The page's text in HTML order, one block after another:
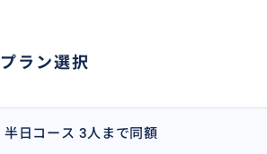
カディ&コー（アパレルブチック）
ホテル terras
レストラン le coq riko
プラン選択
半日コース 3人まで同額